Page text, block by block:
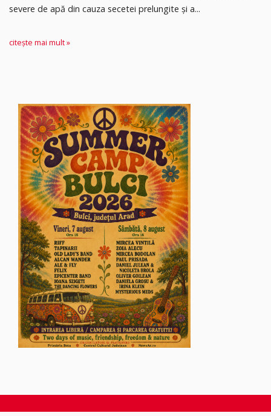
severe de apă din cauza secetei prelungite și a...
citește mai mult »